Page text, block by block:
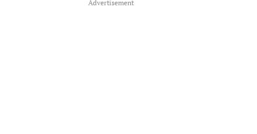
Advertisement